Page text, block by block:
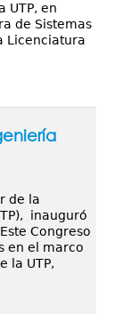
UTP, en
de Sistemas
Licenciatura
de la
inauguró
Congreso
en el marco
la UTP,